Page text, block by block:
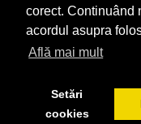
corect. Continuând
acordul asupra
Află mai mult
Setări
cookies